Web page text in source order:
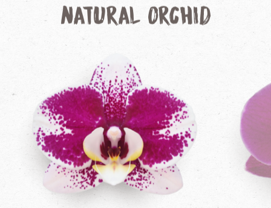
Natural Orchid